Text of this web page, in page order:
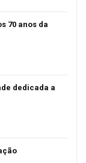
70 anos da
dedicada a